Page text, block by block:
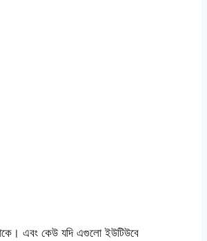
এবং কেউ যদি এগুলো ইউটিউবে